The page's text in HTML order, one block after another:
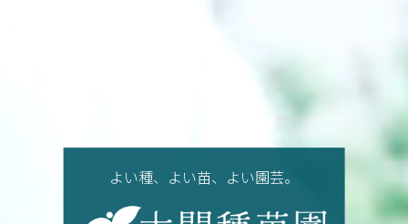
よい種、よい苗、よい園芸。